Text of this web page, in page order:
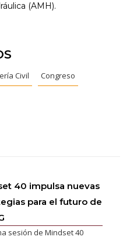
(AMH).
Civil Congreso
40 impulsa nuevas
para el futuro de
sesión de Mindset 40